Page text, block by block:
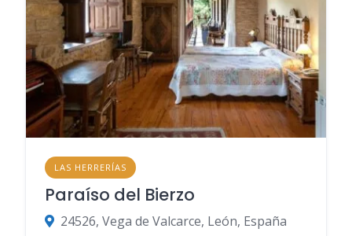
LAS HERRERÍAS
Paraíso del Bierzo
24526, Vega de Valcarce, León, España